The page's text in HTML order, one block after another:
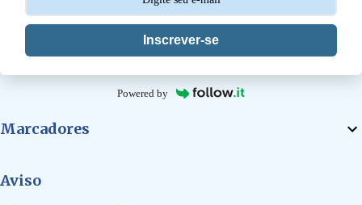
Inscrever-se
Powered by
Marcadores
Aviso